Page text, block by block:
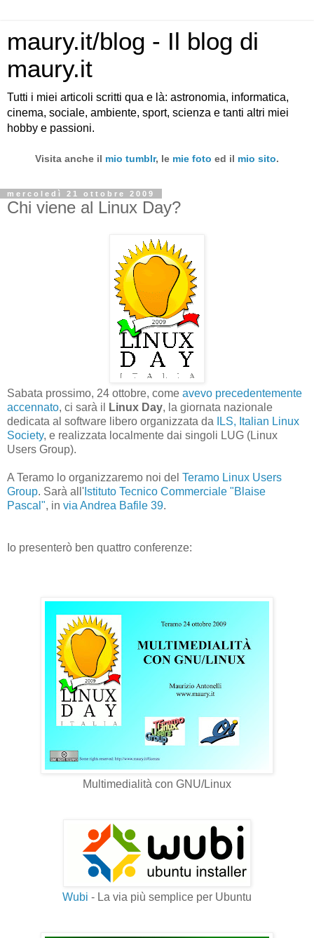
maury.it/blog - Il blog di
maury.it
Tutti i miei articoli scritti qua e là: astronomia, informatica,
cinema, sociale, ambiente, sport, scienza e tanti altri miei
hobby e passioni.
Visita anche il mio tumblr, le mie foto ed il mio sito.
mercoledì 21 ottobre 2009
Chi viene al Linux Day?
Sabata prossimo, 24 ottobre, come avevo precedentemente
accennato, ci sarà il Linux Day, la giornata nazionale
dedicata al software libero organizzata da
ILS, Italian Linux
Society, e realizzata localmente dai singoli LUG (Linux
Users Group).
A Teramo lo organizzaremo noi del Teramo Linux Users
Group. Sarà all' Istituto Tecnico Commerciale "Blaise
Pascal", in via Andrea Bafile 39.
Io presenterò ben quattro conferenze:
Multimedialità con GNU/Linux
Wubi - La via più semplice per Ubuntu